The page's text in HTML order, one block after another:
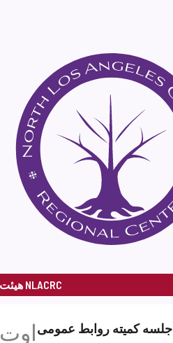
هیئت NLACRC
اوتجلسه کمیته روابط عمومی